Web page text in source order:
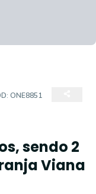
ONE8851
sendo 2
Viana